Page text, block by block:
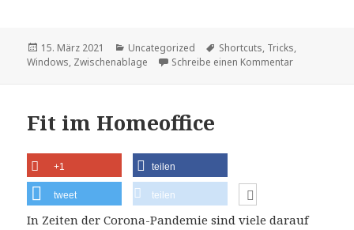
Veröffentlicht
am
15. März 2021 Kategorien
Uncategorized Schlagwörter
Shortcuts, Tricks,
Windows, Zwischenablage Schreibe einen Kommentarzu
Fit im Homeoffice
+1 teilen
tweet teilen
In Zeiten der Corona-Pandemie sind viele darauf